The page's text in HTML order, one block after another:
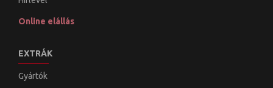
Online elállás
EXTRÁK
Gyártók